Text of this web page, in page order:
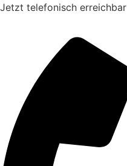
Jetzt telefonisch erreichbar